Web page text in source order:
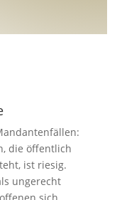
die öffentlich
ist riesig.
ungerecht